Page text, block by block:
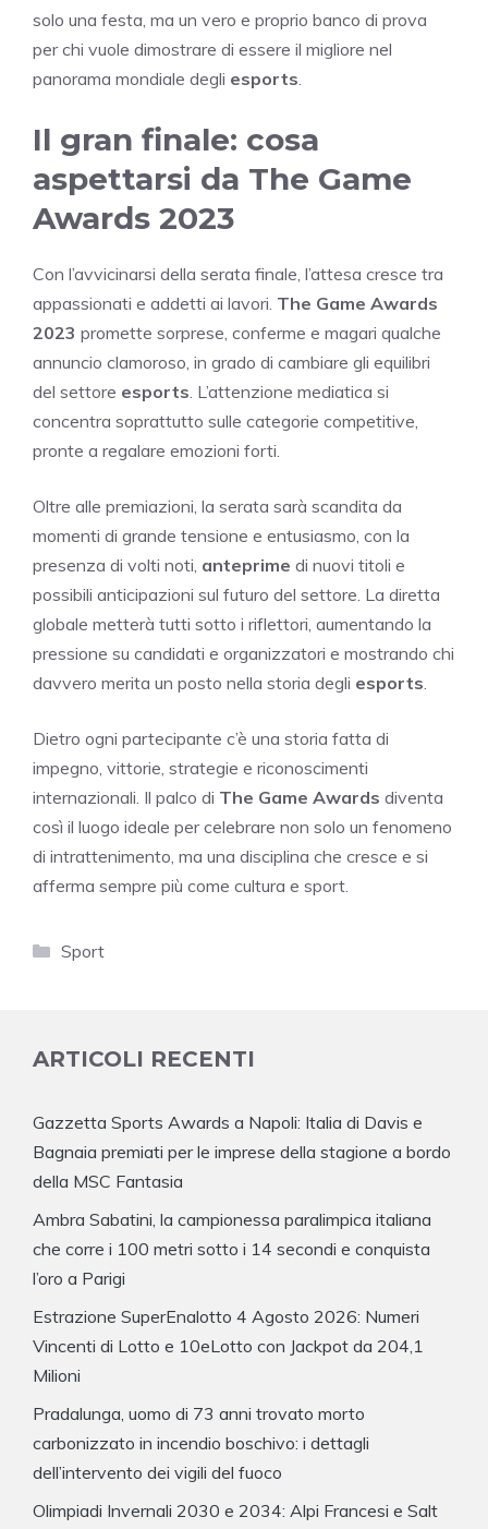
solo una festa, ma un vero e proprio banco di prova
per chi vuole dimostrare di essere il migliore nel
panorama mondiale degli esports
Il gran finale: cosa
aspettarsi da The Game
Awards 2023
Con l’avvicinarsi della serata finale, l’attesa cresce tra
appassionati e addetti ai lavori. The Game Awards
2023 promette sorprese, conferme e magari qualche
annuncio clamoroso, in grado di cambiare gli equilibri
del settore esports . L’attenzione mediatica si
concentra soprattutto sulle categorie competitive,
pronte a regalare emozioni forti.
Oltre alle premiazioni, la serata sarà scandita da
momenti di grande tensione e entusiasmo, con la
presenza di volti noti, anteprime di nuovi titoli e
possibili anticipazioni sul futuro del settore. La diretta
globale metterà tutti sotto i riflettori, aumentando la
pressione su candidati e organizzatori e mostrando chi
davvero merita un posto nella storia degli esports
Dietro ogni partecipante c’è una storia fatta di
impegno, vittorie, strategie e riconoscimenti
internazionali. Il palco di The Game Awards diventa
così il luogo ideale per celebrare non solo un fenomeno
di intrattenimento, ma una disciplina che cresce e si
afferma sempre più come cultura e sport.
Categorie
Sport
ARTICOLI RECENTI
Gazzetta Sports Awards a Napoli: Italia di Davis e
Bagnaia premiati per le imprese della stagione a bordo
della MSC Fantasia
Ambra Sabatini, la campionessa paralimpica italiana
che corre i 100 metri sotto i 14 secondi e conquista
l’oro a Parigi
Estrazione SuperEnalotto 4 Agosto 2026: Numeri
Vincenti di Lotto e 10eLotto con Jackpot da 204,1
Milioni
Pradalunga, uomo di 73 anni trovato morto
carbonizzato in incendio boschivo: i dettagli
dell’intervento dei vigili del fuoco
Olimpiadi Invernali 2030 e 2034: Alpi Francesi e Salt